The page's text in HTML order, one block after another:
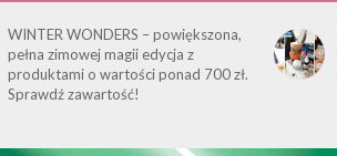
WINTER WONDERS – powiększona,
pełna zimowej magii edycja z
produktami o wartości ponad 700 zł.
Sprawdź zawartość!